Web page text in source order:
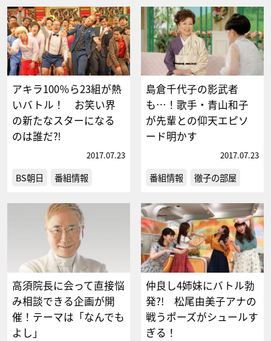
アキラ100％ら23組が熱
いバトル！ お笑い界
の新たなスターになる
のは誰だ⁈
2017.07.23
BS朝日 番組情報
島倉千代子の影武者
も…！歌手・青山和子
が先輩との仰天エピソ
ード明かす
2017.07.23
番組情報 徹子の部屋
高須院長に会って直接悩
み相談できる企画が開
催！テーマは「なんでも
よし」
仲良し4姉妹にバトル勃
発?! 松尾由美子アナの
戦うポーズがシュールす
ぎる！